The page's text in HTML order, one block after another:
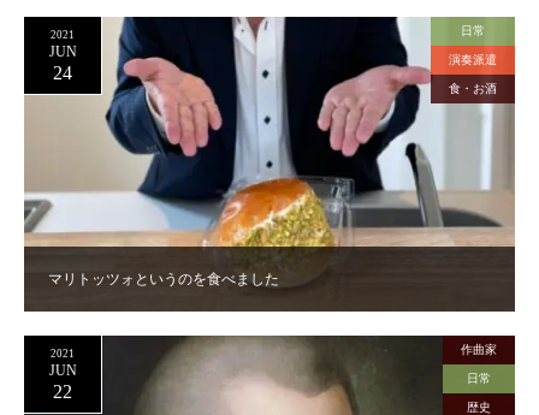
マリトッツォというのを食べました
2021
JUN
24
日常
演奏派遣
食・お酒
2021
JUN
22
作曲家
日常
歴史